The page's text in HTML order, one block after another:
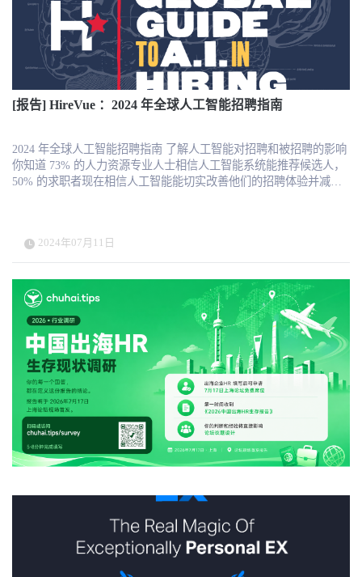
牌影响力，助力企业客户实现数字化转型和持续成长。 详细报道：
https://www.hrtechchina.com/68635.html 更新： 美东时间8月16日，
中国数字企业学习的领军者——云学堂在纳斯达克上市，股票代码
是YXT。通过这次IPO，云学堂筹集了大约2500万美元，发行了
2,273,000份美国存托凭证，IPO定价11美元，首日交易中，以美股
10.02美元收盘，市值约6亿美元 云学堂的创始人兼董事会主席卢小
燕先生，通过持有A类和B类普通股，掌握了公司69.4%的投票权。
计划将这次筹集的资金投入到技术研发、市场扩展和潜在的战略收
购中，继续巩固他们在数字企业学习领域的领先地位。未来，云学
堂将继续在全球市场上大展拳脚，值得期待！第一时间掌握全球HR
[报告] HireVue ：2024 年全球人工智能招聘指南
2024 年全球人工智能招聘指南 了解人工智能对招聘和被招聘的影响
你知道 73% 的人力资源专业人士相信人工智能系统能推荐候选人，
50% 的求职者现在相信人工智能能切实改善他们的招聘体验并减少
目来评判自己。 为了了解人力资源专业人士和员工对人工智能在招
聘中的作用的看法，HireVue 在全球范围内对 3100 名员工和 1000 名
人力资源专业人士进行了调查。 阅读《2024 年人工智能招聘全球指
南》，了解：为什么人力资源专业人士大多支持人工智能 为什么人
工智能的背景对员工的看法很重要 在道德使用人工智能的世界里，
如何最好地开展教育、正确使用和合规以及透明化？
2024年07月11日